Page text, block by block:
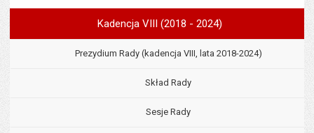
Kadencja VIII (2018 - 2024)
Prezydium Rady (kadencja VIII, lata 2018-2024)
Skład Rady
Sesje Rady